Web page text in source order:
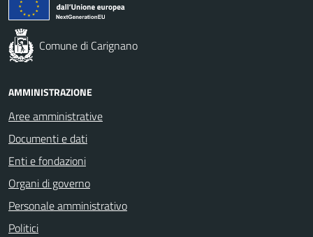
Comune di Carignano
AMMINISTRAZIONE
Aree amministrative
Documenti e dati
Enti e fondazioni
Organi di governo
Personale amministrativo
Politici